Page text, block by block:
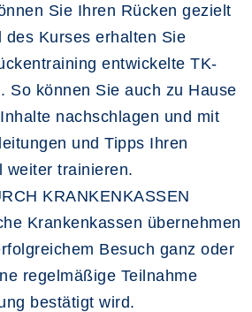
Sie Ihren Rücken gezielt
des Kurses erhalten Sie
entwickelte TK-
So können Sie auch zu Hause
nachschlagen und mit
und Tipps Ihren
weiter trainieren.
KRANKENKASSEN
Krankenkassen übernehmen
Besuch ganz oder
regelmäßige Teilnahme
bestätigt wird.